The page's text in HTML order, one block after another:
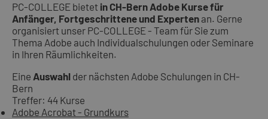
PC-COLLEGE bietet in CH-Bern Adobe Kurse für
Anfänger, Fortgeschrittene und Experten an. Gerne
organisiert unser PC-COLLEGE - Team für Sie zum
Thema Adobe auch Individualschulungen oder Seminare
in Ihren Räumlichkeiten.
Eine Auswahl der nächsten Adobe Schulungen in CH-
Bern
Treffer: 44 Kurse
Adobe Acrobat - Grundkurs